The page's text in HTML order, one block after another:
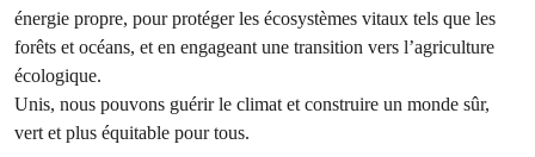
énergie propre, pour protéger les écosystèmes vitaux tels que les
forêts et océans, et en engageant une transition vers l’agriculture
écologique.
Unis, nous pouvons guérir le climat et construire un monde sûr,
vert et plus équitable pour tous.